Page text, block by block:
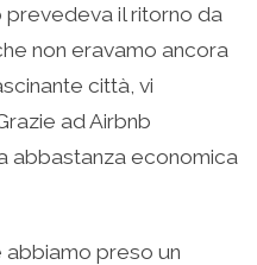
il ritorno da
non eravamo ancora
città, vi
ad Airbnb
abbastanza economica
preso un